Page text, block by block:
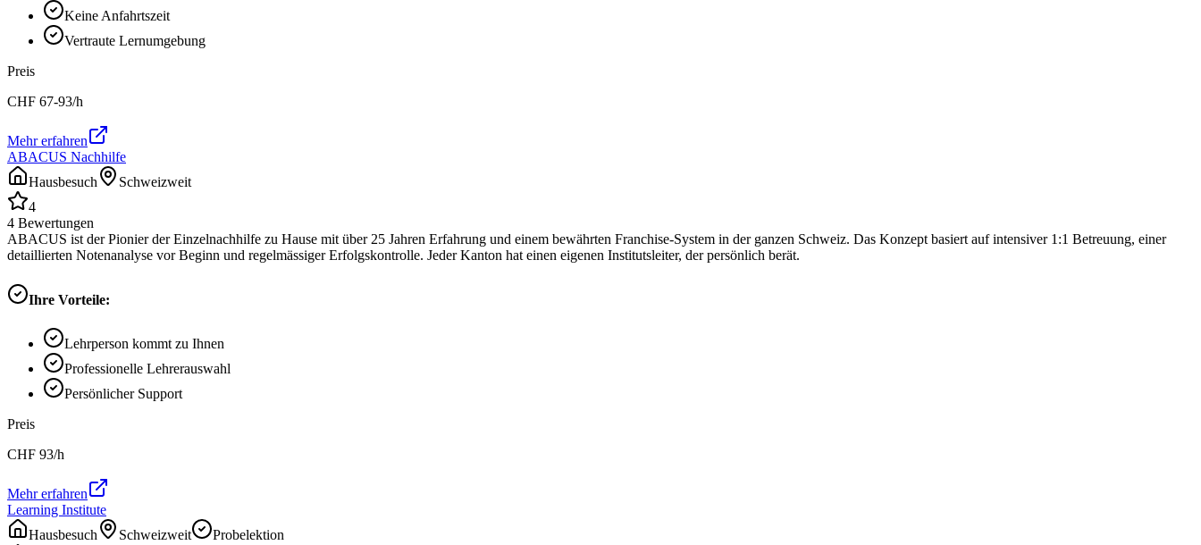
Keine Anfahrtszeit
Vertraute Lernumgebung
Preis
CHF 67-93/h
Mehr erfahren
ABACUS Nachhilfe
Hausbesuch
Schweizweit
4
4 Bewertungen
ABACUS ist der Pionier der Einzelnachhilfe zu Hause mit über 25 Jahren Erfahrung und einem bewährten Franchise-System in der ganzen Schweiz. Das Konzept basiert auf intensiver 1:1 Betreuung, einer
detaillierten Notenanalyse vor Beginn und regelmässiger Erfolgskontrolle. Jeder Kanton hat einen eigenen Institutsleiter, der persönlich berät.
Ihre Vorteile:
Lehrperson kommt zu Ihnen
Professionelle Lehrerauswahl
Persönlicher Support
Preis
CHF 93/h
Mehr erfahren
Learning Institute
Hausbesuch
Schweizweit Probelektion